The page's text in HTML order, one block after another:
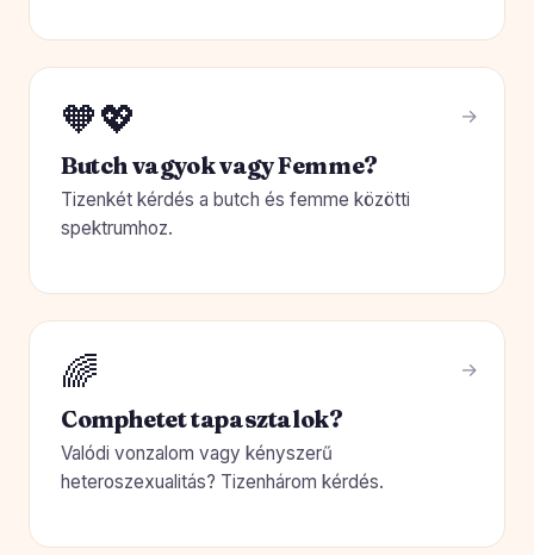
🧡💖
Butch vagyok vagy Femme?
Tizenkét kérdés a butch és femme közötti
spektrumhoz.
🌈
Comphetet tapasztalok?
Valódi vonzalom vagy kényszerű
heteroszexualitás? Tizenhárom kérdés.